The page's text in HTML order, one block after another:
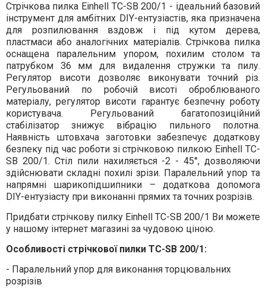
Стрічкова пилка Einhell TC-SB 200/1 - ідеальний базовий
інструмент для амбітних DIY-ентузіастів, яка призначена
для розпилювання вздовж і під кутом дерева,
пластмаси або аналогічних матеріалів. Стрічкова пилка
оснащена паралельним упором, похилим столом та
патрубком 36 мм для видалення стружки та пилу.
Регулятор висоти дозволяє виконувати точний різ.
Регульований по робочій висоті оброблюваного
матеріалу, регулятор висоти гарантує безпечну роботу
користувача. Регульований багатопозиційний
стабілізатор знижує вібрацію пильного полотна.
Наявність штовхача заготовки забезпечує додаткову
безпеку під час роботи зі стрічковою пилкою Einhell TC-
SB 200/1. Стіл пили нахиляється -2 - 45°, дозволяючи
здійснювати складні похилі зрізи. Паралельний упор та
напрямні шарикопідшипники – додаткова допомога
DIY-ентузіасту при виконанні прямих та точних розрізів.
Придбати стрічкову пилку Einhell TC-SB 200/1 Ви можете
у нашому інтернет магазині за чудовою ціною.
Особливості стрічкової пилки TC-SB 200/1:
- Паралельний упор для виконання торцювальних
розрізів